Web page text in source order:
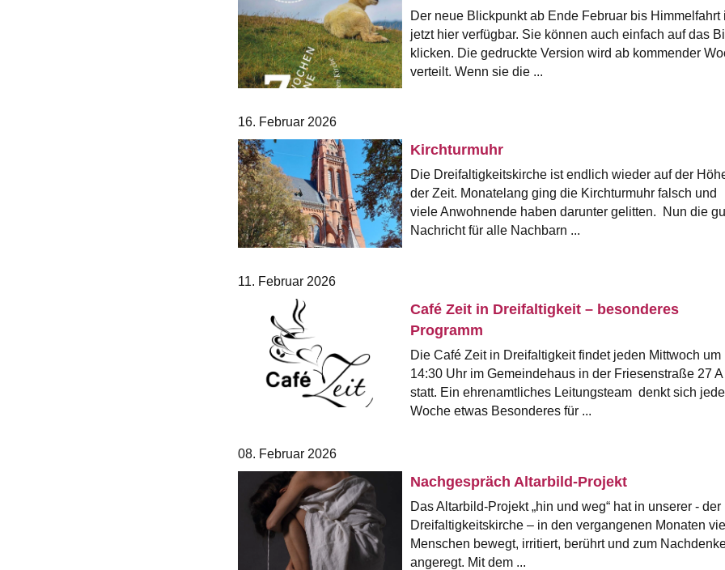
Der neue Blickpunkt ab Ende Februar bis Himmelfahrt
jetzt hier verfügbar. Sie können auch einfach auf das
klicken. Die gedruckte Version wird ab kommender
verteilt. Wenn sie die ...
16. Februar 2026
Kirchturmuhr
Die Dreifaltigkeitskirche ist endlich wieder auf der
der Zeit. Monatelang ging die Kirchturmuhr falsch und
viele Anwohnende haben darunter gelitten. Nun die
Nachricht für alle Nachbarn ...
11. Februar 2026
Café Zeit in Dreifaltigkeit – besonderes
Programm
Die Café Zeit in Dreifaltigkeit findet jeden Mittwoch um
14:30 Uhr im Gemeindehaus in der Friesenstraße 27 A
statt. Ein ehrenamtliches Leitungsteam denkt sich jede
Woche etwas Besonderes für ...
08. Februar 2026
Nachgespräch Altarbild-Projekt
Das Altarbild-Projekt „hin und weg“ hat in unserer - der
Dreifaltigkeitskirche – in den vergangenen Monaten
Menschen bewegt, irritiert, berührt und zum
angeregt. Mit dem ...